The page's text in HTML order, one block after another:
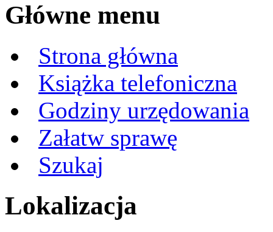
Główne menu
Strona główna
Książka telefoniczna
Godziny urzędowania
Załatw sprawę
Szukaj
Lokalizacja